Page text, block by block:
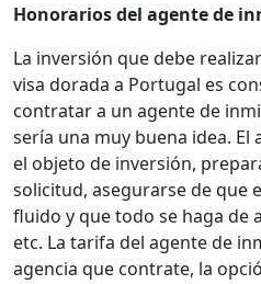
Honorarios del agente de
La inversión que debe
visa dorada a Portugal es
contratar a un agente de
sería una muy buena idea.
el objeto de inversión,
solicitud, asegurarse de que
fluido y que todo se haga de
etc. La tarifa del agente de
agencia que contrate, la